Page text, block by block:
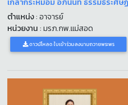
ตำแหน่ง: อาจารย์
หน่วยงาน : มรภ.กพ.แม่สอด
ดาวน์โหลด ใบเข้าร่วมลงนามถวายพระพร